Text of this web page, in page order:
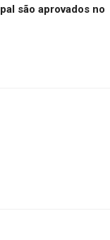
são aprovados no